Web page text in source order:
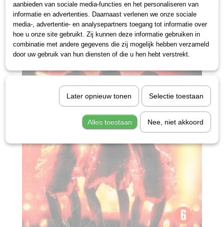
aanbieden van sociale media-functies en het personaliseren van
informatie en advertenties. Daarnaast verlenen we onze sociale
media-, advertentie- en analysepartners toegang tot informatie over
hoe u onze site gebruikt. Zij kunnen deze informatie gebruiken in
combinatie met andere gegevens die zij mogelijk hebben verzameld
door uw gebruik van hun diensten of die u hen hebt verstrekt.
Later opnieuw tonen Selectie toestaan
Alles toestaan Nee, niet akkoord